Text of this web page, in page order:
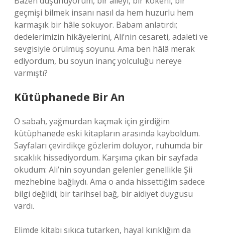
geçmişi bilmek insanı nasıl da hem huzurlu hem
karmaşık bir hâle sokuyor. Babam anlatırdı;
dedelerimizin hikâyelerini, Ali’nin cesareti, adaleti ve
sevgisiyle örülmüş soyunu. Ama ben hâlâ merak
ediyordum, bu soyun inanç yolculuğu nereye
varmıştı?
Kütüphanede Bir An
O sabah, yağmurdan kaçmak için girdiğim
kütüphanede eski kitapların arasında kayboldum.
Sayfaları çevirdikçe gözlerim doluyor, ruhumda bir
sıcaklık hissediyordum. Karşıma çıkan bir sayfada
okudum: Ali’nin soyundan gelenler genellikle Şii
mezhebine bağlıydı. Ama o anda hissettiğim sadece
bilgi değildi; bir tarihsel bağ, bir aidiyet duygusu
vardı.
Elimde kitabı sıkıca tutarken, hayal kırıklığım da